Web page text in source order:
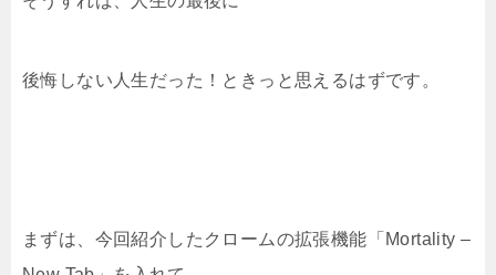
後悔しない人生だった！ときっと思えるはずです。
まずは、今回紹介したクロームの拡張機能「Mortality –